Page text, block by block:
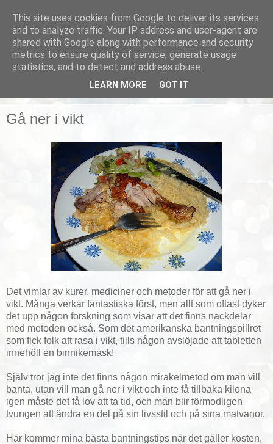
Smarta vardagstips
Husmorstips, tricks och knep, smarta lösningar!
Gå ner i vikt
Det vimlar av kurer, mediciner och metoder för att gå ner i
vikt. Många verkar fantastiska först, men allt som oftast dyker
det upp någon forskning som visar att det finns nackdelar
med metoden också. Som det amerikanska bantningspillret
som fick folk att rasa i vikt, tills någon avslöjade att tabletten
innehöll en binnikemask!
Själv tror jag inte det finns någon mirakelmetod om man vill
banta, utan vill man gå ner i vikt och inte få tillbaka kilona
igen måste det få lov att ta tid, och man blir förmodligen
tvungen att ändra en del på sin livsstil och på sina matvanor.
Här kommer mina bästa bantningstips när det gäller kosten,
This site uses cookies from Google to deliver its services
and to analyze traffic. Your IP address and user-agent are
shared with Google along with performance and security
metrics to ensure quality of service, generate usage
statistics, and to detect and address abuse.
LEARN MORE GOT IT